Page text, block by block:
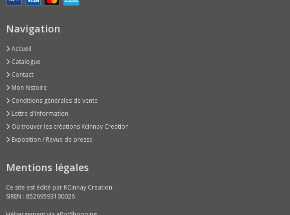
Navigation
Accueil
Catalogue
Contact
Mon histoire
Conditions générales de vente
Lettre d'information
Où trouver les créations Kcinnay Creation
Exposition / Revue de presse
Mentions légales
Ce site est édité par KCinnay Creation.
SIREN : 85269593100026